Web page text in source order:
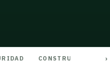
CONSTRUCCIÓN E